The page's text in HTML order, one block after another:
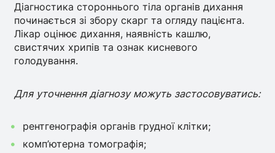
Діагностика стороннього тіла органів дихання
починається зі збору скарг та огляду пацієнта.
Лікар оцінює дихання, наявність кашлю,
свистячих хрипів та ознак кисневого
голодування.
Для уточнення діагнозу можуть застосовуватись:
рентгенографія органів грудної клітки;
комп’ютерна томографія;